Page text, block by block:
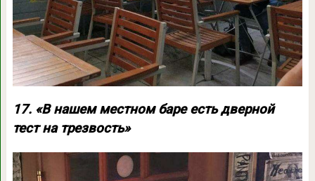
17. «В нашем местном баре есть дверной
тест на трезвость»